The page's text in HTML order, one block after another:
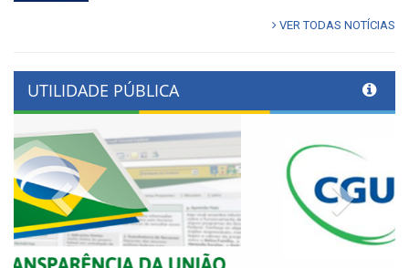
VER TODAS NOTÍCIAS
UTILIDADE PÚBLICA
Previous Next